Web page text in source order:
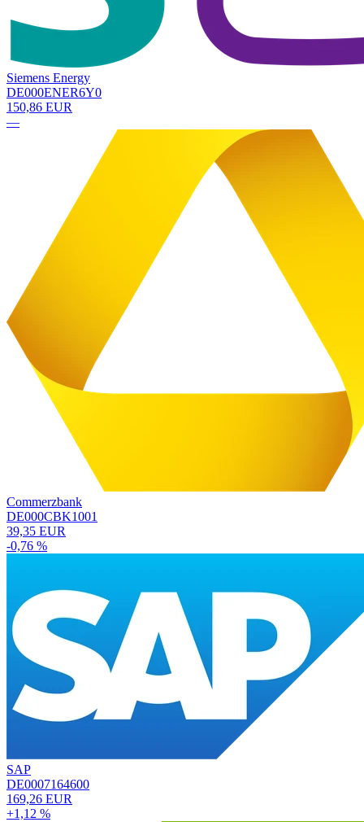
Siemens Energy
DE000ENER6Y0
150,86 EUR
—
Commerzbank
DE000CBK1001
39,35 EUR
-0,76 %
SAP
DE0007164600
169,26 EUR
+1,12 %